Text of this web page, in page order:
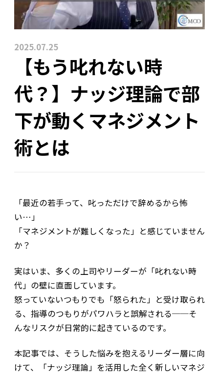
2025.07.25
【もう叱れない時
代？】ナッジ理論で部
下が動くマネジメント
術とは
「最近の若手って、叱っただけで辞めるから怖
い…」
「マネジメントが難しくなった」と感じていません
か？
実はいま、多くの上司やリーダーが「叱れない時
代」の壁に直面しています。
怒っていないつもりでも「怒られた」と受け取られ
る、指導のつもりがパワハラと誤解される──そ
んなリスクが日常的に起きているのです。
本記事では、そうした悩みを抱えるリーダー層に向
けて、「ナッジ理論」を活用した全く新しいマネジ